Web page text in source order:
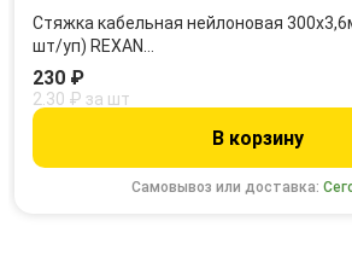
Стяжка кабельная нейлоновая
шт/уп) REXAN…
Самовывоз или доставка:
230 ₽
2.30 ₽ за шт
В корзину